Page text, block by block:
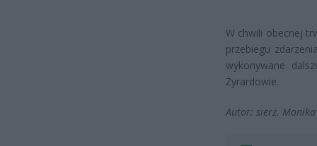
W chwili obecnej
przebiegu
wykonywane
Żyrardowie.
Autor: sierż. Monika